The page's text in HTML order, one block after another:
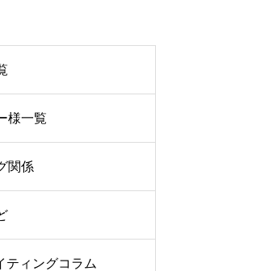
様一覧
関係
ティングコラム